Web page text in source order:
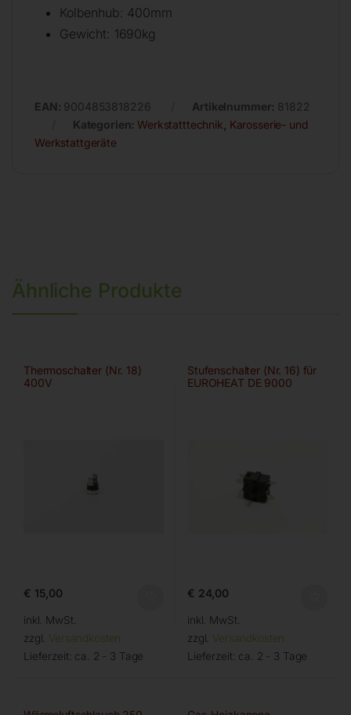
Kolbenhub: 400mm
Gewicht: 1690kg
EAN: 9004853818226 Artikelnummer: 81822
Kategorien: Werkstatttechnik Karosserie- und
Werkstattgeräte
Ähnliche Produkte
Thermoschalter (Nr. 18)
400V
€ 15,00
inkl. MwSt.
zzgl. Versandkosten
Lieferzeit: ca. 2 - 3 Tage
Stufenschalter (Nr. 16) für
EUROHEAT DE 9000
€ 24,00
inkl. MwSt.
zzgl. Versandkosten
Lieferzeit: ca. 2 - 3 Tage